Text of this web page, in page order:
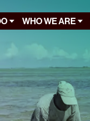
WHO WE ARE